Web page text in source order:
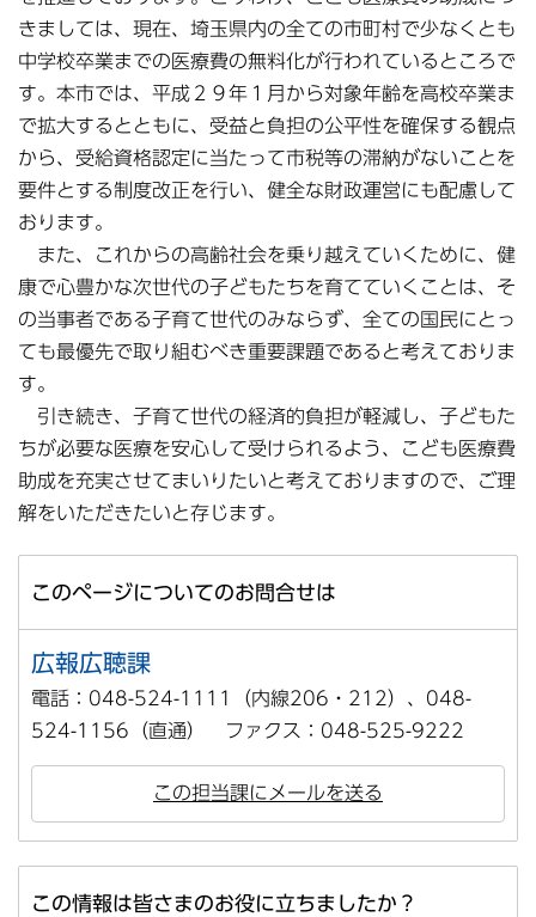
きましては、現在、埼玉県内の全ての市町村で少なくとも
中学校卒業までの医療費の無料化が行われているところで
す。本市では、平成２９年１月から対象年齢を高校卒業ま
で拡大するとともに、受益と負担の公平性を確保する観点
から、受給資格認定に当たって市税等の滞納がないことを
要件とする制度改正を行い、健全な財政運営にも配慮して
おります。
また、これからの高齢社会を乗り越えていくために、健
康で心豊かな次世代の子どもたちを育てていくことは、そ
の当事者である子育て世代のみならず、全ての国民にとっ
ても最優先で取り組むべき重要課題であると考えておりま
す。
引き続き、子育て世代の経済的負担が軽減し、子どもた
ちが必要な医療を安心して受けられるよう、こども医療費
助成を充実させてまいりたいと考えておりますので、ご理
解をいただきたいと存じます。
このページについてのお問合せは
広報広聴課
電話：048-524-1111（内線206・212）、048-
524-1156（直通） ファクス：048-525-9222
この担当課にメールを送る
この情報は皆さまのお役に立ちましたか？